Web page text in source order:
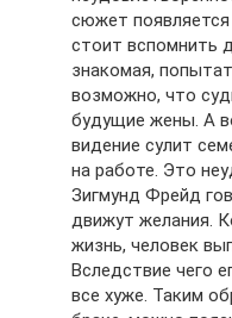
сюжет появляется
стоит вспомнить
знакомая,
возможно, что
будущие жены. А
видение сулит
на работе. Это
Зигмунд Фрейд
движут желания.
жизнь, человек
Вследствие чего
все хуже. Таким